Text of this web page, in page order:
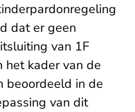
dat er geen
van 1F
het kader van de
beoordeeld in de
van dit